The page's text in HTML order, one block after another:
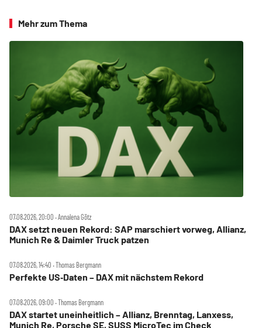
Mehr zum Thema
07.08.2026, 20:00 ‧ Annalena Götz
DAX setzt neuen Rekord: SAP marschiert vorweg, Allianz,
Munich Re & Daimler Truck patzen
07.08.2026, 14:40 ‧ Thomas Bergmann
Perfekte US‑Daten – DAX mit nächstem Rekord
07.08.2026, 09:00 ‧ Thomas Bergmann
DAX startet uneinheitlich – Allianz, Brenntag, Lanxess,
Munich Re, Porsche SE, SUSS MicroTec im Check